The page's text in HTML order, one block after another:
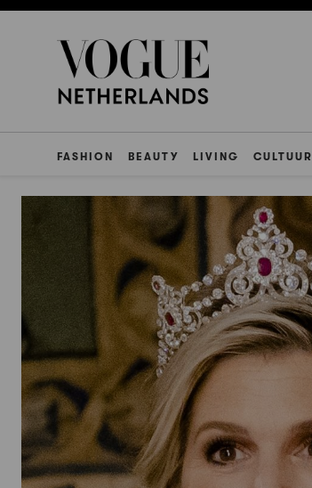
FASHION BEAUTY LIVING CULTUUR